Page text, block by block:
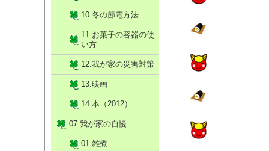
10.冬の節電方法
11.お菓子の容器の使
い方
12.我が家の災害対策
13.映画
14.本（2012）
07.我が家の自慢
01.雑煮